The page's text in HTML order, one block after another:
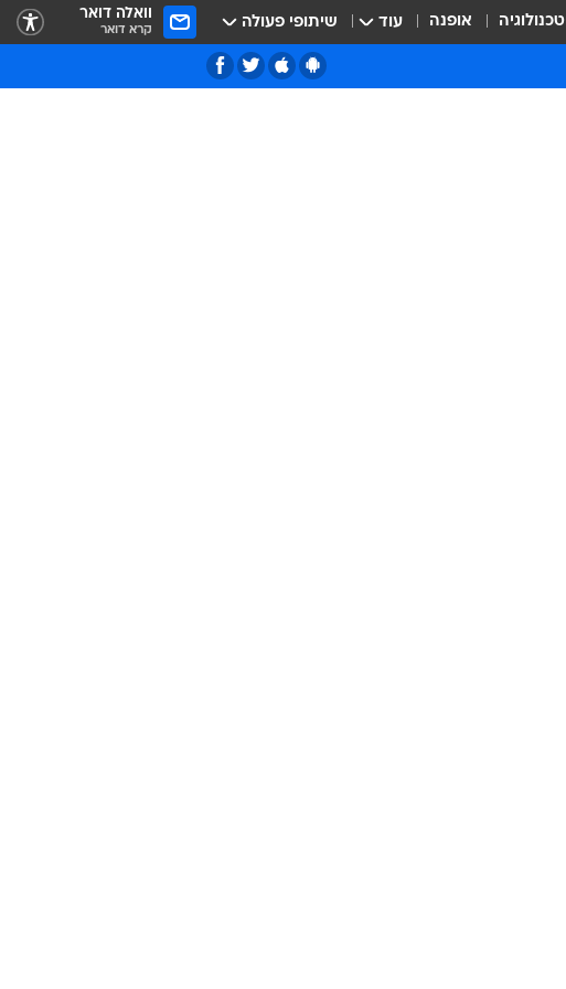
טכנולוגיה אופנה עוד שיתופי פעולה וואלה דואר
קרא דואר